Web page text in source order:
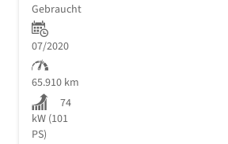
Gebraucht
07/2020
65.910 km
74
kW (101
PS)